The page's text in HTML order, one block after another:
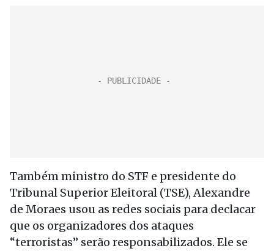
Também ministro do STF e presidente do
Tribunal Superior Eleitoral (TSE), Alexandre
de Moraes usou as redes sociais para declacar
que os organizadores dos ataques
“terroristas” serão responsabilizados. Ele se